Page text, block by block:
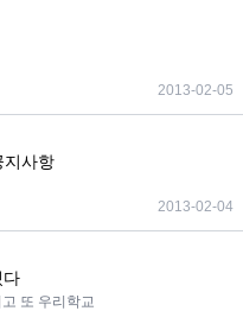
2013-02-05
지사항
2013-02-04
다
또 우리학교